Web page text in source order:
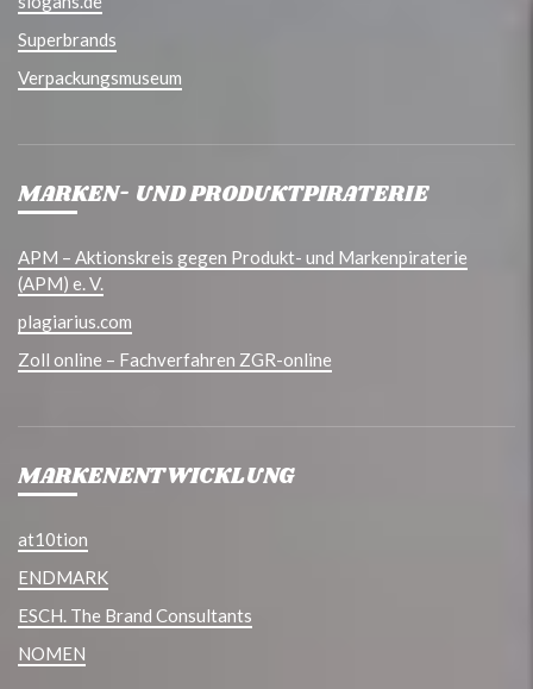
Superbrands
Verpackungsmuseum
MARKEN- UND PRODUKTPIRATERIE
APM – Aktionskreis gegen Produkt- und Markenpiraterie
(APM) e. V.
plagiarius.com
Zoll online – Fachverfahren ZGR-online
MARKENENTWICKLUNG
at10tion
ENDMARK
ESCH. The Brand Consultants
NOMEN